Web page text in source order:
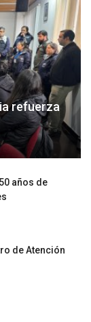
refuerza
años de
de Atención